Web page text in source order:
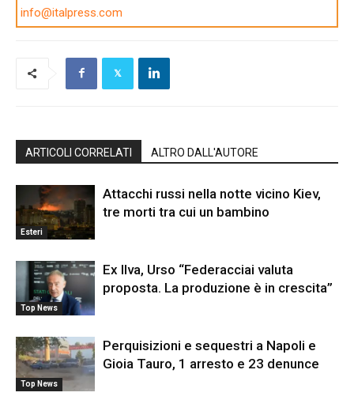
info@italpress.com
ARTICOLI CORRELATI ALTRO DALL'AUTORE
Esteri
Attacchi russi nella notte vicino Kiev,
tre morti tra cui un bambino
Top News
Ex Ilva, Urso “Federacciai valuta
proposta. La produzione è in crescita”
Top News
Perquisizioni e sequestri a Napoli e
Gioia Tauro, 1 arresto e 23 denunce